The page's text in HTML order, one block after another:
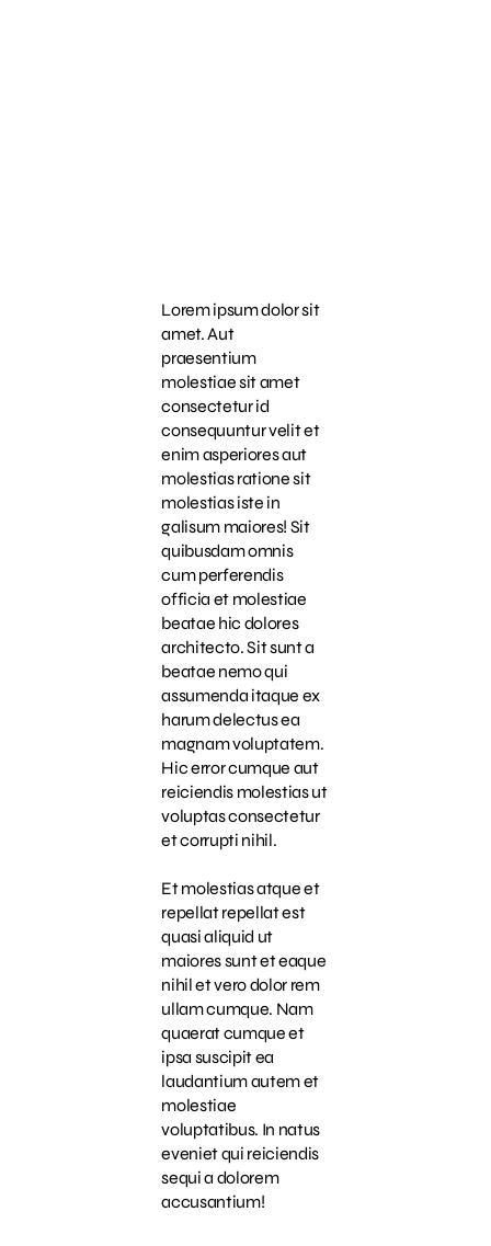
Lorem ipsum dolor sit
amet. Aut
praesentium
molestiae sit amet
consectetur id
consequuntur velit et
enim asperiores aut
molestias ratione sit
molestias iste in
galisum maiores! Sit
quibusdam omnis
cum perferendis
officia et molestiae
beatae hic dolores
architecto. Sit sunt a
beatae nemo qui
assumenda itaque ex
harum delectus ea
magnam voluptatem.
Hic error cumque aut
reiciendis molestias ut
voluptas consectetur
et corrupti nihil.
Et molestias atque et
repellat repellat est
quasi aliquid ut
maiores sunt et eaque
nihil et vero dolor rem
ullam cumque. Nam
quaerat cumque et
ipsa suscipit ea
laudantium autem et
molestiae
voluptatibus. In natus
eveniet qui reiciendis
sequi a dolorem
accusantium!